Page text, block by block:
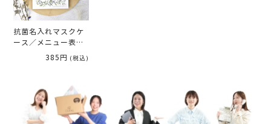
抗菌名入れマスクケ
ース／メニュー表
「リーフ」385円 (税込)